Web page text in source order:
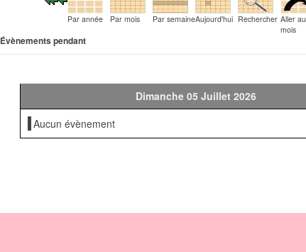
Par année Par mois Par semaineAujourd'hui Rechercher Aller au
mois
Évènements pendant
Dimanche 05 Juillet 2026
Aucun évènement